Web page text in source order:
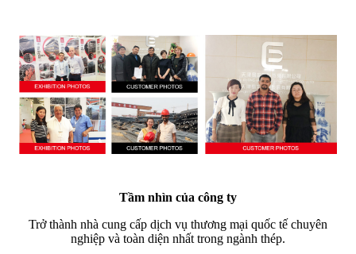
Tầm nhìn của công ty
Trở thành nhà cung cấp dịch vụ thương mại quốc tế chuyên
nghiệp và toàn diện nhất trong ngành thép.